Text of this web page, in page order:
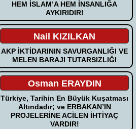
HEM İSLAM’A HEM İNSANLIĞA
AYKIRIDIR!
Nail KIZILKAN
AKP İKTİDARININ SAVURGANLIĞI VE
MELEN BARAJI TUTARSIZLIĞI
Osman ERAYDIN
Türkiye, Tarihin En Büyük Kuşatması
Altındadır; ve ERBAKAN’IN
PROJELERİNE ACİLEN İHTİYAÇ
VARDIR!